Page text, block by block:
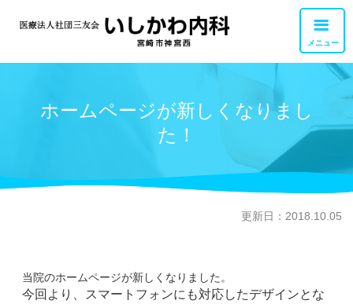
メニュー
外来診療
健康診断・検査
私達について
交通アクセス
ホームページが新しくなりまし
た！
更新日：2018.10.05
当院のホームページが新しくなりました。
今回より、スマートフォンにも対応したデザインとな